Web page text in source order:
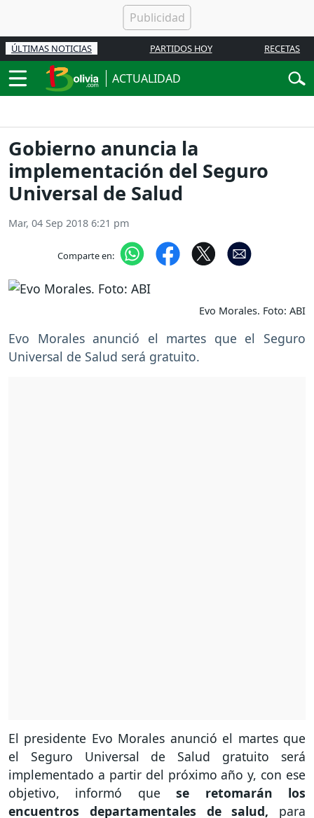
ÚLTIMAS NOTICIAS PARTIDOS HOY RECETAS
ACTUALIDAD
Gobierno anuncia la
implementación del Seguro
Universal de Salud
Mar, 04 Sep 2018 6:21 pm
Comparte en:
Evo Morales. Foto: ABI
Evo Morales anunció el martes que el Seguro
Universal de Salud será gratuito.
El presidente Evo Morales anunció el martes que
el Seguro Universal de Salud gratuito será
implementado a partir del próximo año y, con ese
objetivo, informó quese retomarán los
encuentros departamentales de salud, para